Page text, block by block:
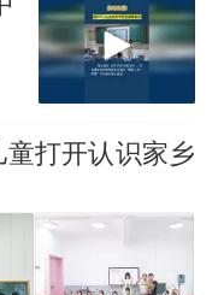
打开认识家乡